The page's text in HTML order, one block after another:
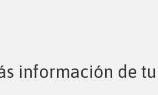
información de